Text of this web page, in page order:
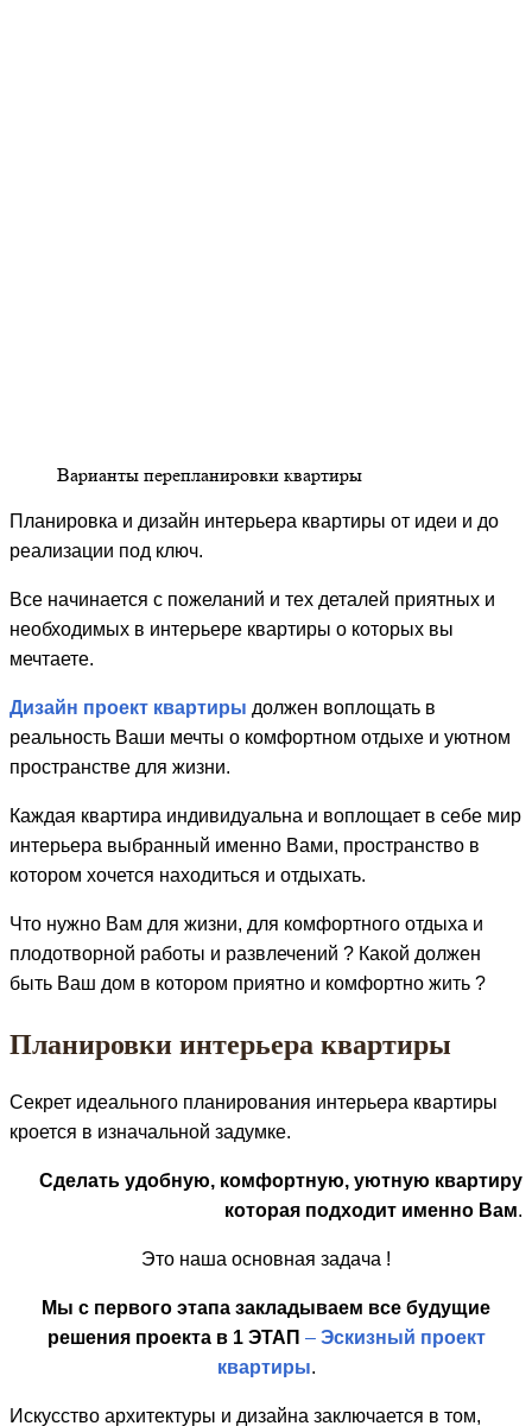
Варианты перепланировки квартиры
Планировка и дизайн интерьера квартиры от идеи и до
реализации под ключ.
Все начинается с пожеланий и тех деталей приятных и
необходимых в интерьере квартиры о которых вы
мечтаете.
Дизайн проект квартиры должен воплощать в
реальность Ваши мечты о комфортном отдыхе и уютном
пространстве для жизни.
Каждая квартира индивидуальна и воплощает в себе мир
интерьера выбранный именно Вами, пространство в
котором хочется находиться и отдыхать.
Что нужно Вам для жизни, для комфортного отдыха и
плодотворной работы и развлечений ? Какой должен
быть Ваш дом в котором приятно и комфортно жить ?
Планировки интерьера квартиры
Секрет идеального планирования интерьера квартиры
кроется в изначальной задумке.
Сделать удобную, комфортную, уютную квартиру
которая подходит именно Вам.
Это наша основная задача !
Мы с первого этапа закладываем все будущие
решения проекта в 1 ЭТАП –Эскизный проект
квартиры.
Искусство архитектуры и дизайна заключается в том,